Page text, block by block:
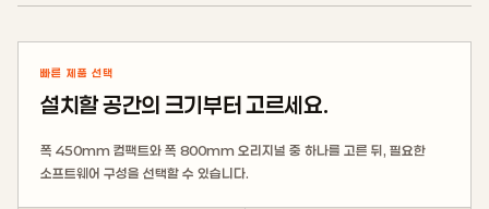
빠른 제품 선택
설치할 공간의 크기부터 고르세요.
폭 450mm 컴팩트와 폭 800mm 오리지널 중 하나를 고른 뒤, 필요한
소프트웨어 구성을 선택할 수 있습니다.